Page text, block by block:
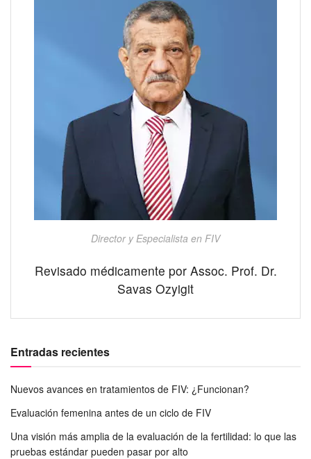
Director y Especialista en FIV
Revisado médicamente por Assoc. Prof. Dr.
Savas Ozyigit
Entradas recientes
Nuevos avances en tratamientos de FIV: ¿Funcionan?
Evaluación femenina antes de un ciclo de FIV
Una visión más amplia de la evaluación de la fertilidad: lo que las
pruebas estándar pueden pasar por alto